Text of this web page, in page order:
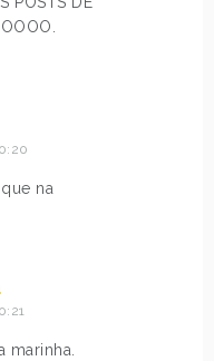
na
marinha.